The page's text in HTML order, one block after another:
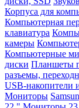
Корпуса для
Компьютерная
клавиатура
камеры
Компьютерные
диски Планшеты
разъемы,
USB-накопители
Мониторы